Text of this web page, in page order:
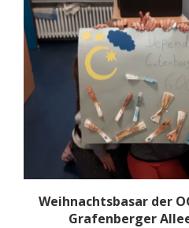
Weihnachtsbasar der
Grafenberger